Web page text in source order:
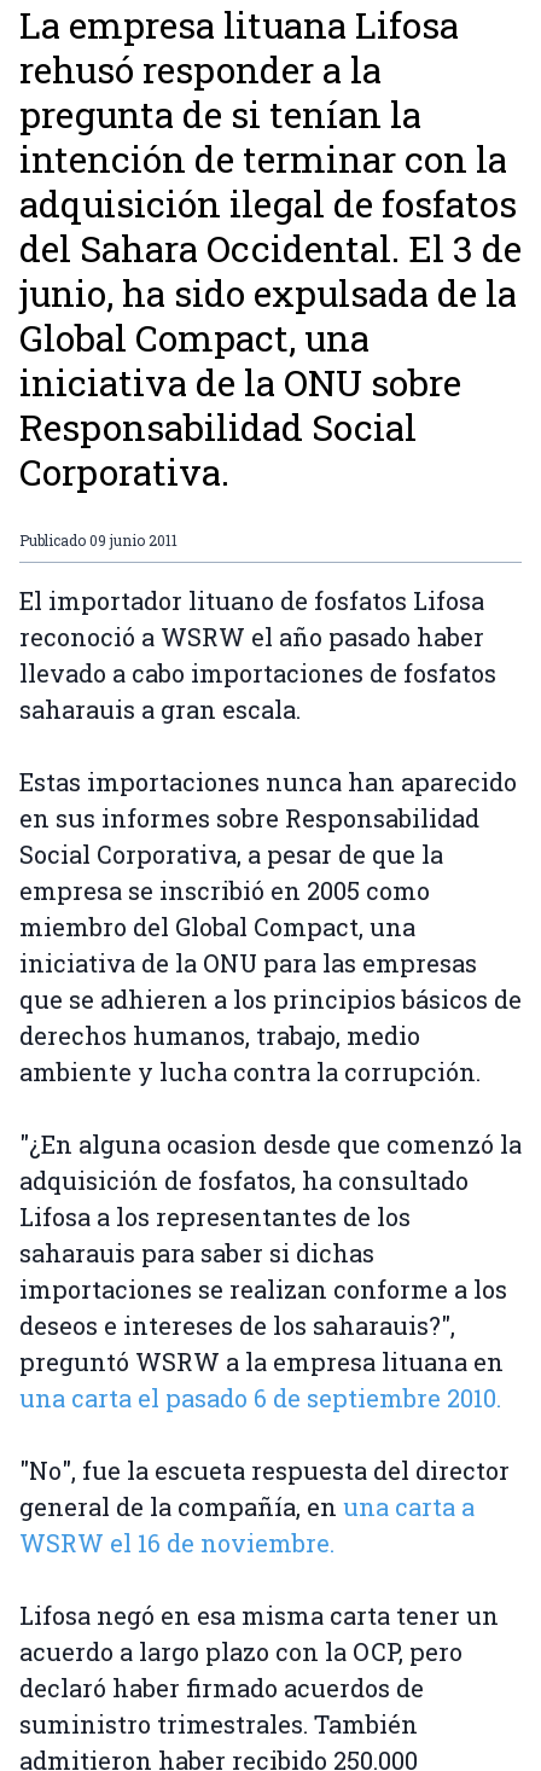
La empresa lituana Lifosa
rehusó responder a la
pregunta de si tenían la
intención de terminar con la
adquisición ilegal de fosfatos
del Sahara Occidental. El 3 de
junio, ha sido expulsada de la
Global Compact, una
iniciativa de la ONU sobre
Responsabilidad Social
Corporativa.
Publicado09 junio 2011
El importador lituano de fosfatos Lifosa
reconoció a WSRW el año pasado haber
llevado a cabo importaciones de fosfatos
saharauis a gran escala.
Estas importaciones nunca han aparecido
en sus informes sobre Responsabilidad
Social Corporativa, a pesar de que la
empresa se inscribió en 2005 como
miembro del Global Compact, una
iniciativa de la ONU para las empresas
que se adhieren a los principios básicos de
derechos humanos, trabajo, medio
ambiente y lucha contra la corrupción.
"¿En alguna ocasion desde que comenzó la
adquisición de fosfatos, ha consultado
Lifosa a los representantes de los
saharauis para saber si dichas
importaciones se realizan conforme a los
deseos e intereses de los saharauis?",
preguntó WSRW a la empresa lituana en
una carta el pasado 6 de septiembre 2010.
"No", fue la escueta respuesta del director
general de la compañía, en una carta a
WSRW el 16 de noviembre.
Lifosa negó en esa misma carta tener un
acuerdo a largo plazo con la OCP, pero
declaró haber firmado acuerdos de
suministro trimestrales. También
admitieron haber recibido 250.000